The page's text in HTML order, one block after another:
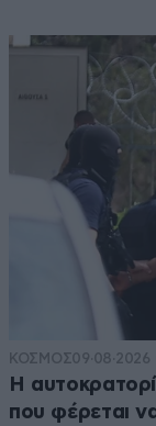
ΚΟΣΜΟΣ
Η
που φέρεται